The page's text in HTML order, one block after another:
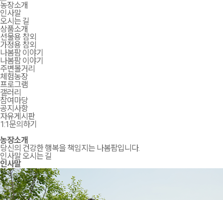
농장소개
인사말
오시는 길
상품소개
선물용 참외
가정용 참외
나봄팜 이야기
나봄팜 이야기
주변볼거리
체험농장
프로그램
갤러리
참여마당
공지사항
자유게시판
1:1문의하기
농장소개
당신의 건강한 행복을 책임지는 나봄팜입니다.
인사말 오시는 길
인사말